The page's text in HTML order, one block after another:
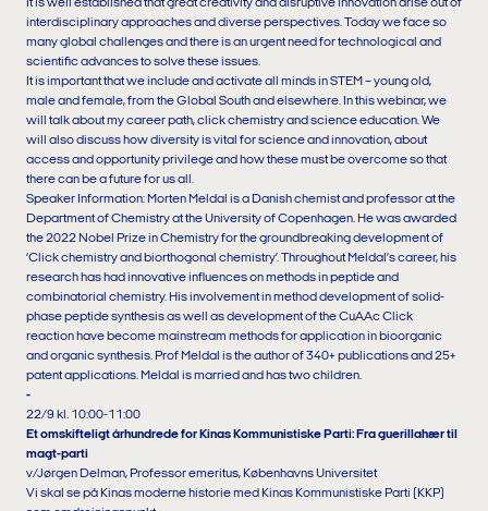
It is well established that great creativity and disruptive innovation arise out of
interdisciplinary approaches and diverse perspectives. Today we face so
many global challenges and there is an urgent need for technological and
scientific advances to solve these issues.
It is important that we include and activate all minds in STEM – young old,
male and female, from the Global South and elsewhere. In this webinar, we
will talk about my career path, click chemistry and science education. We
will also discuss how diversity is vital for science and innovation, about
access and opportunity privilege and how these must be overcome so that
there can be a future for us all.
Speaker Information: Morten Meldal is a Danish chemist and professor at the
Department of Chemistry at the University of Copenhagen. He was awarded
the 2022 Nobel Prize in Chemistry for the groundbreaking development of
‘Click chemistry and biorthogonal chemistry’. Throughout Meldal’s career, his
research has had innovative influences on methods in peptide and
combinatorial chemistry. His involvement in method development of solid-
phase peptide synthesis as well as development of the CuAAc Click
reaction have become mainstream methods for application in bioorganic
and organic synthesis. Prof Meldal is the author of 340+ publications and 25+
patent applications. Meldal is married and has two children.
-
22/9 kl. 10:00-11:00
Et omskifteligt århundrede for Kinas Kommunistiske Parti: Fra guerillahær til
magt-parti
v/Jørgen Delman, Professor emeritus, Københavns Universitet
Vi skal se på Kinas moderne historie med Kinas Kommunistiske Parti (KKP)